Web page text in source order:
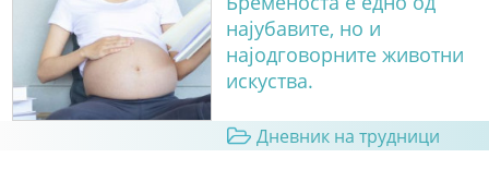
најубавите, но и
најодговорните животни
искуства.
Дневник на трудници